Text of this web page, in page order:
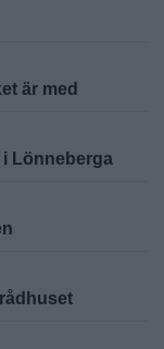
är med
Lönneberga